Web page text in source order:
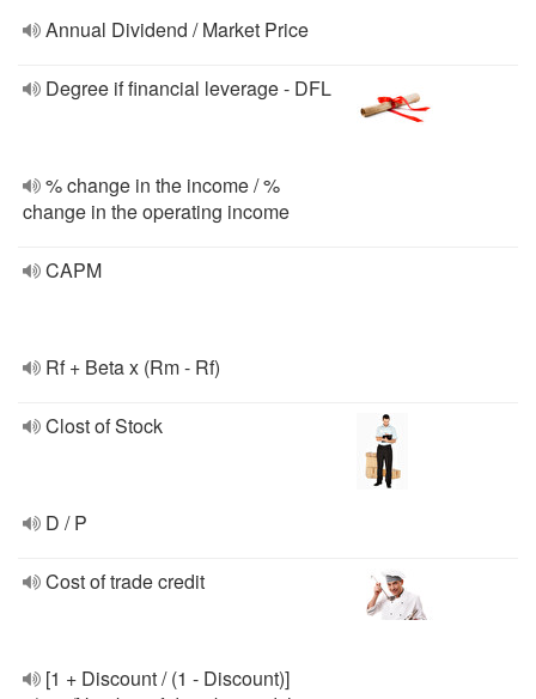
Annual Dividend / Market Price
Degree if financial leverage - DFL
% change in the income / %
change in the operating income
CAPM
Rf + Beta x (Rm - Rf)
Clost of Stock
D / P
Cost of trade credit
[1 + Discount / (1 - Discount)]